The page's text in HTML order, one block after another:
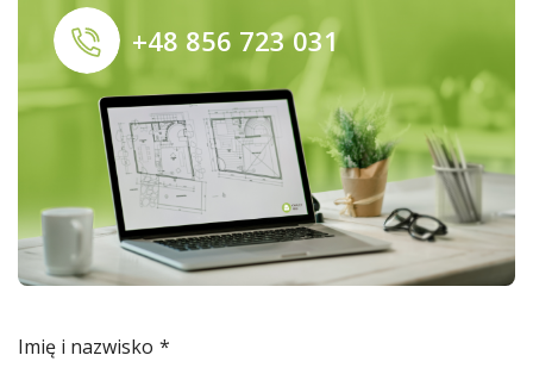
+48 856 723 031
Imię i nazwisko